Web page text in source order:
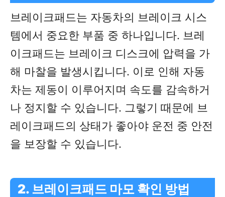
브레이크패드는 자동차의 브레이크 시스
템에서 중요한 부품 중 하나입니다. 브레
이크패드는 브레이크 디스크에 압력을 가
해 마찰을 발생시킵니다. 이로 인해 자동
차는 제동이 이루어지며 속도를 감속하거
나 정지할 수 있습니다. 그렇기 때문에 브
레이크패드의 상태가 좋아야 운전 중 안전
을 보장할 수 있습니다.
2. 브레이크패드 마모 확인 방법